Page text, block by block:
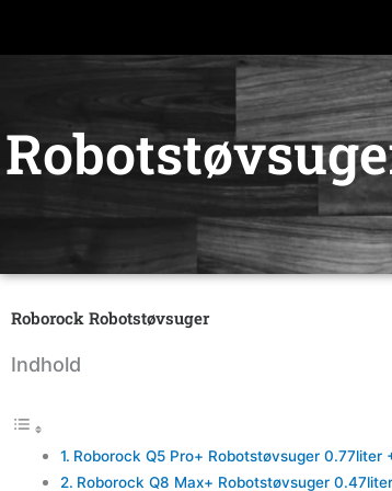
Roborock Robotstøvsuger
Indhold
Roborock Q5 Pro+ Robotstøvsuger 0.77liter
Roborock Q8 Max+ Robotstøvsuger